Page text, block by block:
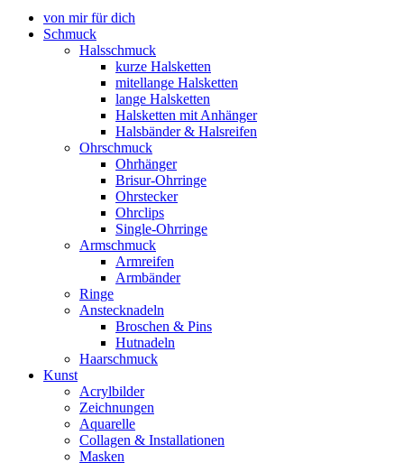
von mir für dich
Schmuck
Halsschmuck
kurze Halsketten
mitellange Halsketten
lange Halsketten
Halsketten mit Anhänger
Halsbänder & Halsreifen
Ohrschmuck
Ohrhänger
Brisur-Ohrringe
Ohrstecker
Ohrclips
Single-Ohrringe
Armschmuck
Armreifen
Armbänder
Ringe
Anstecknadeln
Broschen & Pins
Hutnadeln
Haarschmuck
Kunst
Acrylbilder
Zeichnungen
Aquarelle
Collagen & Installationen
Masken